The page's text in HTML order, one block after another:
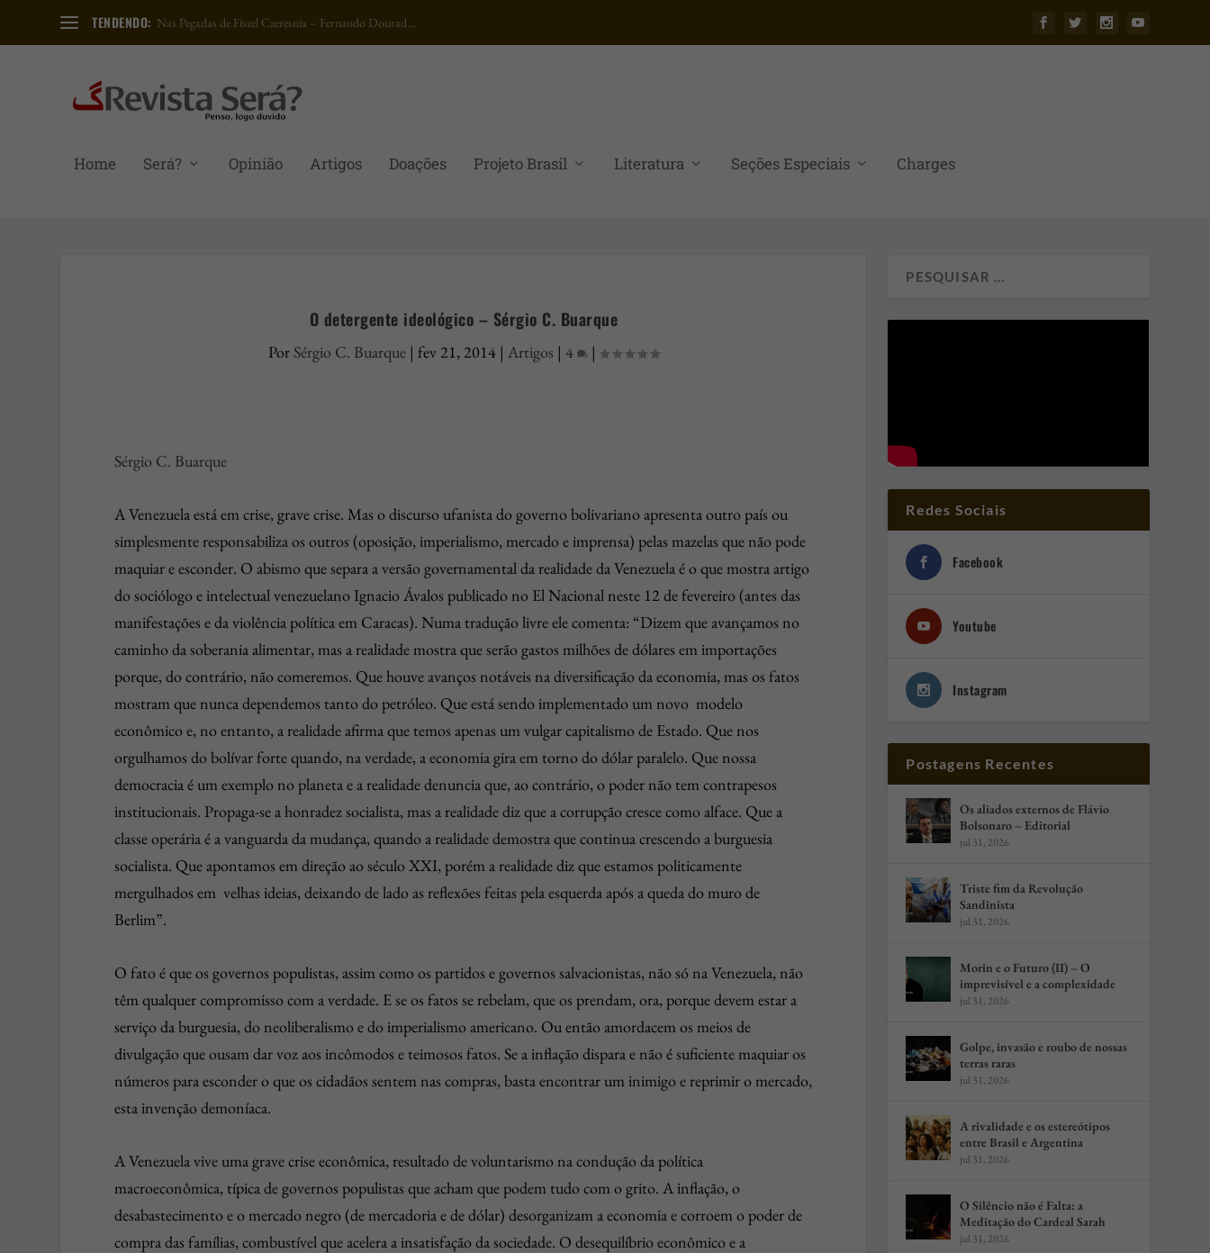
TENDENDO: Nas Pegadas de Fiszel Czeresnia – Fernando Dourad...
Home Será? Opinião Artigos Doações Projeto Brasil Literatura Seções Especiais Charges
O detergente ideológico – Sérgio C. Buarque
Por Sérgio C. Buarque| fev 21, 2014| Artigos | 4 |
Sérgio C. Buarque
A Venezuela está em crise, grave crise. Mas o discurso ufanista do governo bolivariano apresenta outro país ou
simplesmente responsabiliza os outros (oposição, imperialismo, mercado e imprensa) pelas mazelas que não pode
maquiar e esconder. O abismo que separa a versão governamental da realidade da Venezuela é o que mostra artigo
do sociólogo e intelectual venezuelano Ignacio Ávalos publicado no El Nacional neste 12 de fevereiro (antes das
manifestações e da violência política em Caracas). Numa tradução livre ele comenta: “Dizem que avançamos no
caminho da soberania alimentar, mas a realidade mostra que serão gastos milhões de dólares em importações
porque, do contrário, não comeremos. Que houve avanços notáveis na diversificação da economia, mas os fatos
mostram que nunca dependemos tanto do petróleo. Que está sendo implementado um novo modelo
econômico e, no entanto, a realidade afirma que temos apenas um vulgar capitalismo de Estado. Que nos
orgulhamos do bolívar forte quando, na verdade, a economia gira em torno do dólar paralelo. Que nossa
democracia é um exemplo no planeta e a realidade denuncia que, ao contrário, o poder não tem contrapesos
institucionais. Propaga-se a honradez socialista, mas a realidade diz que a corrupção cresce como alface. Que a
classe operária é a vanguarda da mudança, quando a realidade demostra que continua crescendo a burguesia
socialista. Que apontamos em direção ao século XXI, porém a realidade diz que estamos politicamente
mergulhados em velhas ideias, deixando de lado as reflexões feitas pela esquerda após a queda do muro de
Berlim”.
O fato é que os governos populistas, assim como os partidos e governos salvacionistas, não só na Venezuela, não
têm qualquer compromisso com a verdade. E se os fatos se rebelam, que os prendam, ora, porque devem estar a
serviço da burguesia, do neoliberalismo e do imperialismo americano. Ou então amordacem os meios de
divulgação que ousam dar voz aos incômodos e teimosos fatos. Se a inflação dispara e não é suficiente maquiar os
números para esconder o que os cidadãos sentem nas compras, basta encontrar um inimigo e reprimir o mercado,
esta invenção demoníaca.
A Venezuela vive uma grave crise econômica, resultado de voluntarismo na condução da política
macroeconômica, típica de governos populistas que acham que podem tudo com o grito. A inflação, o
desabastecimento e o mercado negro (de mercadoria e de dólar) desorganizam a economia e corroem o poder de
compra das famílias, combustível que acelera a insatisfação da sociedade. O desequilíbrio econômico e a
Redes Sociais
Facebook
Youtube
Instagram
Postagens Recentes
Os aliados externos de Flávio
Bolsonaro – Editorial
jul 31, 2026
Triste fim da Revolução
Sandinista
jul 31, 2026
Morin e o Futuro (II) – O
imprevisível e a complexidade
jul 31, 2026
Golpe, invasão e roubo de nossas
terras raras
jul 31, 2026
A rivalidade e os estereótipos
entre Brasil e Argentina
jul 31, 2026
O Silêncio não é Falta: a
Meditação do Cardeal Sarah
jul 31, 2026